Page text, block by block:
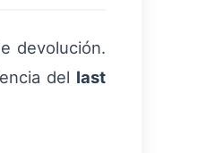
devolución.
del last